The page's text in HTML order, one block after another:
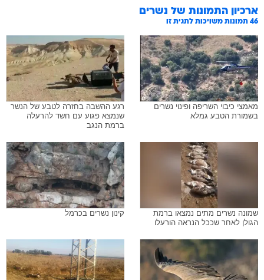
ארכיון התמונות של נשרים
46 תמונות משויכות לתגית זו
מאמצי כיבוי השריפה ופינוי נשרים
בשמורת הטבע גמלא
רגע ההשבה בחזרה לטבע של הנשר
שנמצא פגוע עם חשד להרעלה
ברמת הנגב
שמונה נשרים מתים נמצאו ברמת
הגולן לאחר שככל הנראה הורעלו
קינון נשרים בכרמל